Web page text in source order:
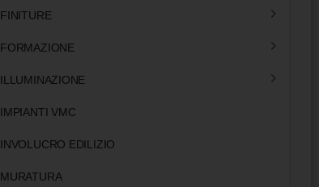
FINITURE
FORMAZIONE
ILLUMINAZIONE
IMPIANTI VMC
INVOLUCRO EDILIZIO
MURATURA